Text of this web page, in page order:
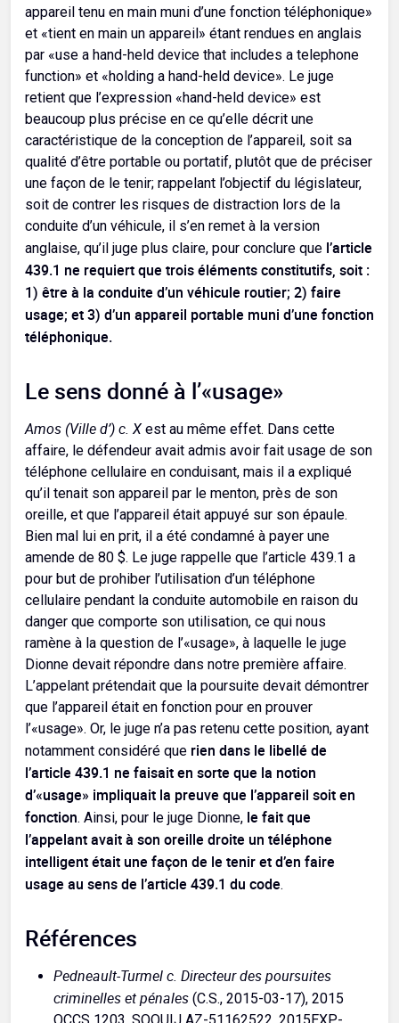
appareil tenu en main muni d’une fonction téléphonique»
et «tient en main un appareil» étant rendues en anglais
par «use a hand-held device that includes a telephone
function» et «holding a hand-held device». Le juge
retient que l’expression «hand-held device» est
beaucoup plus précise en ce qu’elle décrit une
caractéristique de la conception de l’appareil, soit sa
qualité d’être portable ou portatif, plutôt que de préciser
une façon de le tenir; rappelant l’objectif du législateur,
soit de contrer les risques de distraction lors de la
conduite d’un véhicule, il s’en remet à la version
anglaise, qu’il juge plus claire, pour conclure que l’article
439.1 ne requiert que trois éléments constitutifs, soit :
1) être à la conduite d’un véhicule routier; 2) faire
usage; et 3) d’un appareil portable muni d’une fonction
téléphonique.
Le sens donné à l’«usage»
Amos (Ville d’) c. X est au même effet. Dans cette
affaire, le défendeur avait admis avoir fait usage de son
téléphone cellulaire en conduisant, mais il a expliqué
qu’il tenait son appareil par le menton, près de son
oreille, et que l’appareil était appuyé sur son épaule.
Bien mal lui en prit, il a été condamné à payer une
amende de 80 $. Le juge rappelle que l’article 439.1 a
pour but de prohiber l’utilisation d’un téléphone
cellulaire pendant la conduite automobile en raison du
danger que comporte son utilisation, ce qui nous
ramène à la question de l’«usage», à laquelle le juge
Dionne devait répondre dans notre première affaire.
L’appelant prétendait que la poursuite devait démontrer
que l’appareil était en fonction pour en prouver
l’«usage». Or, le juge n’a pas retenu cette position, ayant
notamment considéré que rien dans le libellé de
l’article 439.1 ne faisait en sorte que la notion
d’«usage» impliquait la preuve que l’appareil soit en
fonction. Ainsi, pour le juge Dionne, le fait que
l’appelant avait à son oreille droite un téléphone
intelligent était une façon de le tenir et d’en faire
usage au sens de l’article 439.1 du code.
Références
Pedneault-Turmel c. Directeur des poursuites
criminelles et pénales (C.S., 2015-03-17), 2015